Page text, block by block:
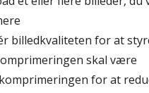
billedkvaliteten for at
skal være
for at